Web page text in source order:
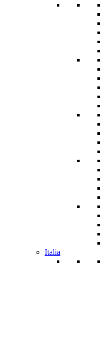
Italia